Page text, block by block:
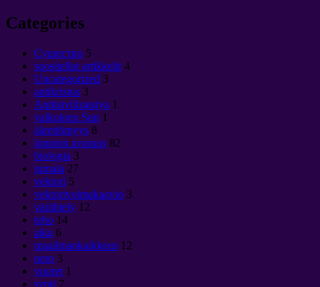
Categories
Cущество 5
suositellut artikkelit 4
Uncategorized 3
antikristus 3
Antitsivilizatsiya 1
valkoinen Sun 1
äärettömyys 8
loputon avaruus 82
biologia 3
jumala 27
vektori 5
vektorivoimakaavio 3
värähtely 12
teho 14
aika 6
maailmankaikkeus 12
nero 3
vuoret 1
synti 7